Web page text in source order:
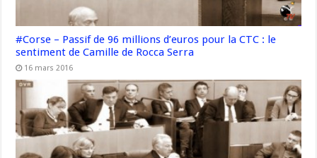
#Corse – Passif de 96 millions d’euros pour la CTC : le
sentiment de Camille de Rocca Serra
16 mars 2016